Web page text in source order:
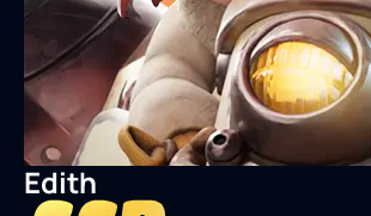
Edith